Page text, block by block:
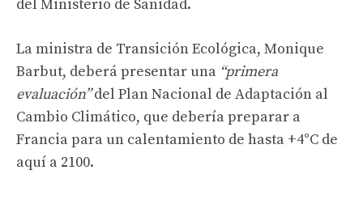
del Ministerio de Sanidad.
La ministra de Transición Ecológica, Monique
Barbut, deberá presentar una “primera
evaluación”del Plan Nacional de Adaptación al
Cambio Climático, que debería preparar a
Francia para un calentamiento de hasta +4°C de
aquí a 2100.